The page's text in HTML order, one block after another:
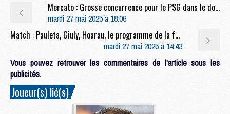
Mercato : Grosse concurrence pour le PSG dans le dossier Jashari
mardi 27 mai 2025 à 18:06
Match : Pauleta, Giuly, Hoarau, le programme de la fan-zone du PSG à Munich
mardi 27 mai 2025 à 14:43
Vous pouvez retrouver les commentaires de l'article sous les
publicités.
Joueur(s) lié(s)